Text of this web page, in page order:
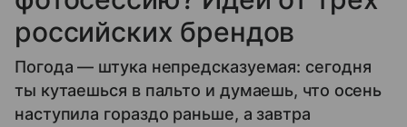
российских брендов
Погода — штука непредсказуемая: сегодня
ты кутаешься в пальто и думаешь, что осень
наступила гораздо раньше, а завтра